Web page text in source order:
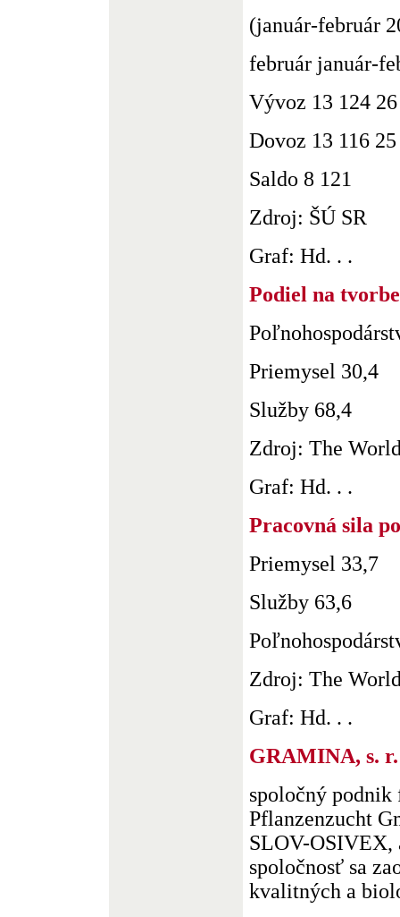
(január-február
február január-
Vývoz 13 124
Dovoz 13 116
Saldo 8 121
Zdroj: ŠÚ SR
Graf: Hd. . .
Podiel na
Priemysel 30,4
Služby 68,4
Zdroj: The
Graf: Hd. . .
Pracovná sila
Priemysel 33,7
Služby 63,6
Zdroj: The
Graf: Hd. . .
GRAMINA, s.
spoločný
Pflanzenzucht
SLOV-OSIVEX,
spoločnosť sa
kvalitných a